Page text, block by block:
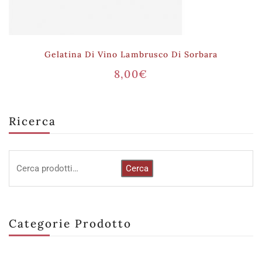
Ricerca
Cerca
Categorie Prodotto
Gelatina Di Vino Lambrusco Di Sorbara
8,00€